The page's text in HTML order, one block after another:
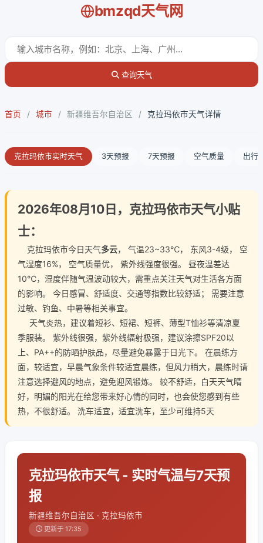
bmzqd天气网
查询天气
首页 / 城市 / 新疆维吾尔自治区 / 克拉玛依市天气详情
克拉玛依市实时天气 3天预报 7天预报 空气质量 出行
2026年08月10日，克拉玛依市天气小贴
士：
克拉玛依市今日天气多云， 气温23~33℃， 东风3-4级， 空
气湿度16%， 空气质量优， 紫外线强度很强。 昼夜温差达
10℃，湿度伴随气温波动较大，需重点关注天气对生活各方面
的影响。 今日感冒、舒适度、交通等指数比较舒适； 需要注意
过敏、钓鱼、中暑等相关事宜。
天气炎热，建议着短衫、短裙、短裤、薄型T恤衫等清凉夏
季服装。 紫外线很强，紫外线辐射极强，建议涂擦SPF20以
上、PA++的防晒护肤品，尽量避免暴露于日光下。 在晨练方
面，较适宜，早晨气象条件较适宜晨练，但风力稍大，晨练时请
注意选择避风的地点，避免迎风锻炼。 较不舒适，白天天气晴
好，明媚的阳光在给您带来好心情的同时，也会使您感到有些
热，不很舒适。 洗车适宜，适宜洗车，至少可维持5天
克拉玛依市天气 - 实时气温与7天预
报
新疆维吾尔自治区 · 克拉玛依市
更新于 17:35